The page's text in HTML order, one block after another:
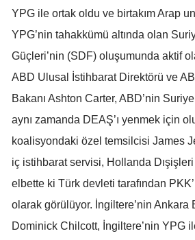
Samsun
Siirt
Sinop
Tekirdağ
Tokat
Trabzon
Tunceli
YPG ile ortak oldu ve birtakım Arap
YPG’nin tahakkümü altında olan
Güçleri’nin (SDF) oluşumunda aktif
ABD Ulusal İstihbarat Direktörü ve
Bakanı Ashton Carter, ABD’nin
aynı zamanda DEAŞ’ı yenmek için
koalisyondaki özel temsilcisi James
iç istihbarat servisi, Hollanda
elbette ki Türk devleti tarafından
olarak görülüyor. İngiltere’nin Ankara
Dominick Chilcott, İngiltere’nin YPG